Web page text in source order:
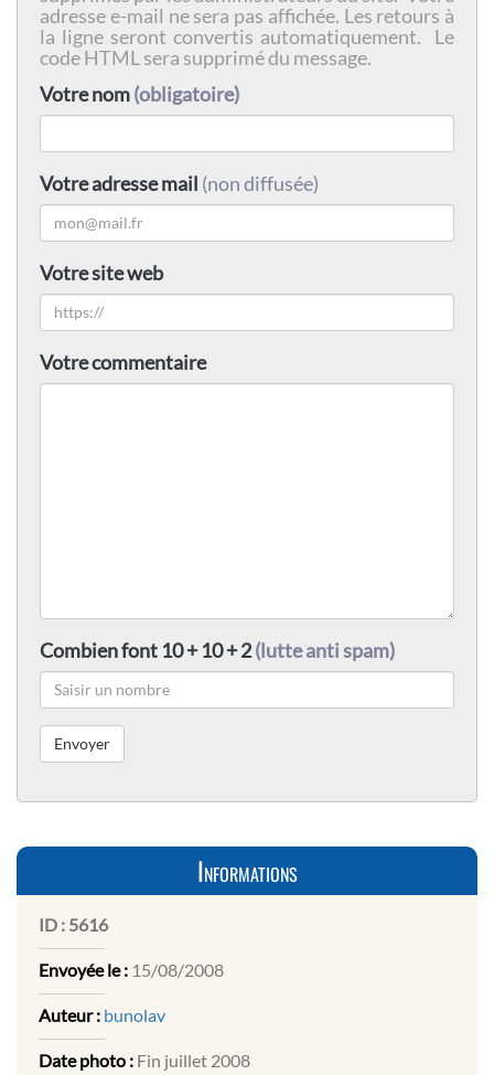
adresse e-mail ne sera pas affichée. Les retours à
la ligne seront convertis automatiquement. Le
code HTML sera supprimé du message.
Votre nom(obligatoire)
Votre adresse mail (non diffusée)
Votre site web
Votre commentaire
Combien font 10 + 10 + 2(lutte anti spam)
Informations
ID : 5616
Envoyée le : 15/08/2008
Auteur : bunolav
Date photo : Fin juillet 2008